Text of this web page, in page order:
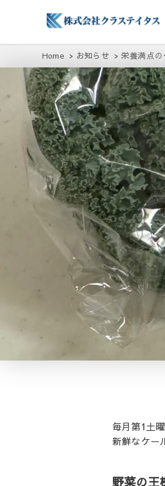
株式会社クラステイ
Home お知らせ 栄養満点の
毎月第1土
新鮮なケー
野菜の王